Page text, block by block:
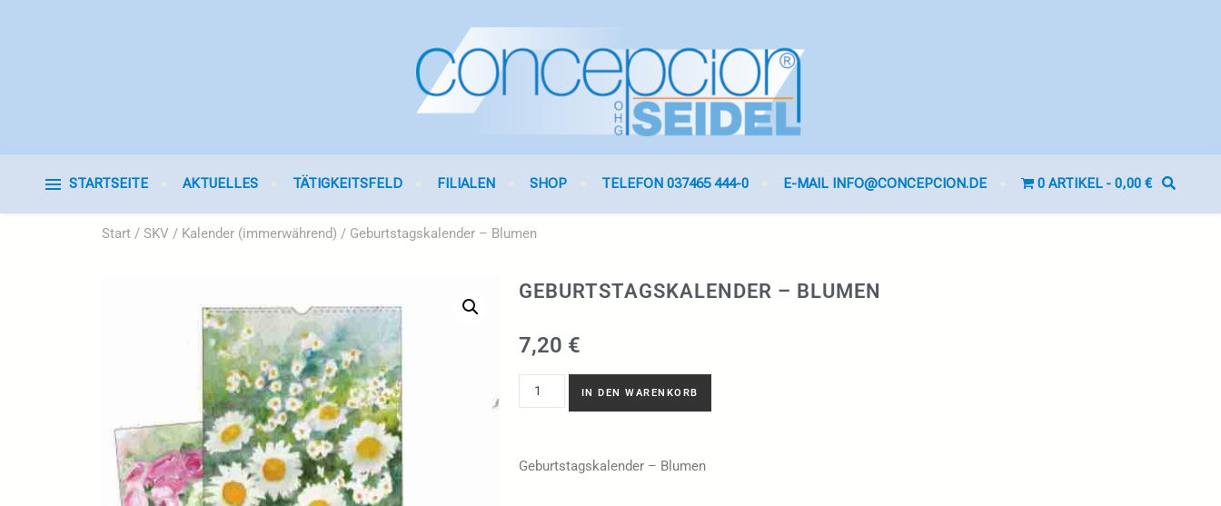
STARTSEITE AKTUELLES TÄTIGKEITSFELD FILIALEN SHOP TELEFON 037465 444-0 E-MAIL INFO@CONCEPCION.DE 0 ARTIKEL 0,00 €
Start / SKV / Kalender (immerwährend) / Geburtstagskalender – Blumen
GEBURTSTAGSKALENDER – BLUMEN
7,20 €
IN DEN WARENKORB
Geburtstagskalender – Blumen